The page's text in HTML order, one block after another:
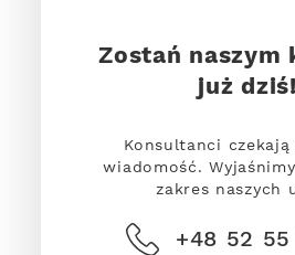
Zostań naszym
już dziś!
Konsultanci czekają
wiadomość.
zakres naszych
+48 52 55